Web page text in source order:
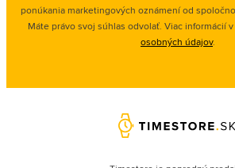
ponúkania marketingových oznámení od
Máte právo svoj súhlas odvolať. Viac informácií v
osobných údajov.